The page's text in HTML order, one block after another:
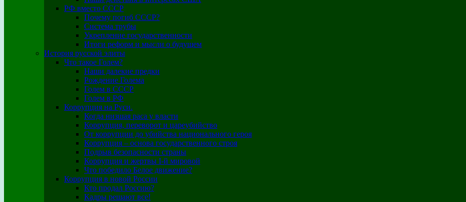
РФ вместо СССР
Почему погиб СССР?
Система трубы
Укрепление государственности
Итоги реформ и мысли о будущем
История русской элиты
Что такое Голем?
Наши далекие предки
Рождение Голема
Голем в СССР
Голем в РФ
Коррупция на Руси.
Когда низшая раса у власти
Коррупция, переворот и цареубийство
От коррупции до убийства национального героя
Коррупция – основа государственного строя
Подрыв безопасности страны
Коррупция и жертвы I-й мировой
Что победило Белое движение?
Коррупция в новой России
Кто продал Россию?
Кадры решают все!